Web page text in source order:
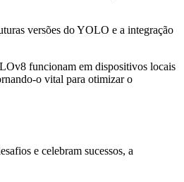
versões do YOLO e a integração
funcionam em dispositivos locais
o vital para otimizar o
e celebram sucessos, a